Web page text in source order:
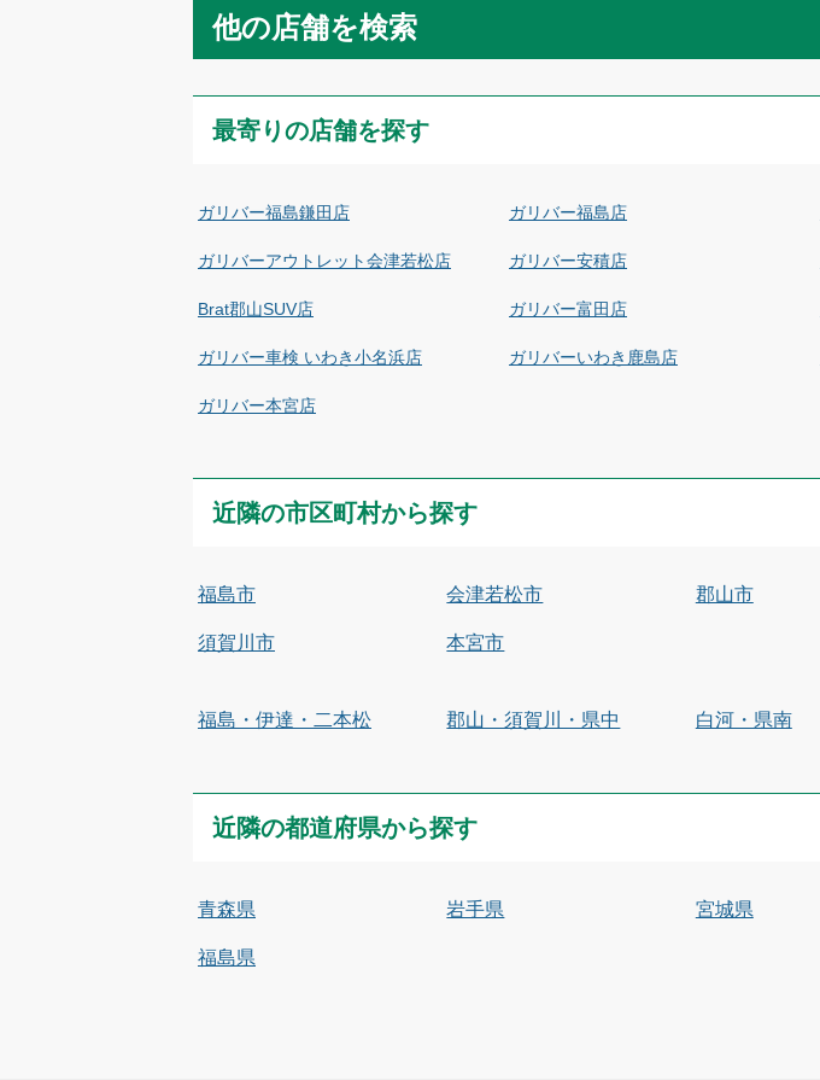
他の店舗を検索
最寄りの店舗を探す
ガリバー福島鎌田店 ガリバー福島店
ガリバーアウトレット会津若松店 ガリバー安積店
Brat郡山SUV店 ガリバー富田店
ガリバー車検 いわき小名浜店 ガリバーいわき鹿島店
ガリバー本宮店
近隣の市区町村から探す
福島市 会津若松市 郡山市
須賀川市 本宮市
福島・伊達・二本松 郡山・須賀川・県中 白河・県南
近隣の都道府県から探す
青森県 岩手県 宮城県
福島県